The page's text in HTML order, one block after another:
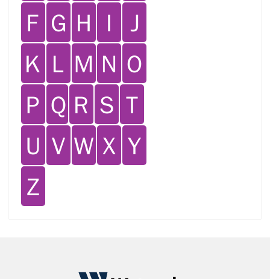
Ｆ Ｇ Ｈ Ｉ Ｊ
Ｋ Ｌ Ｍ Ｎ Ｏ
Ｐ Ｑ Ｒ Ｓ Ｔ
Ｕ Ｖ Ｗ Ｘ Ｙ
Ｚ